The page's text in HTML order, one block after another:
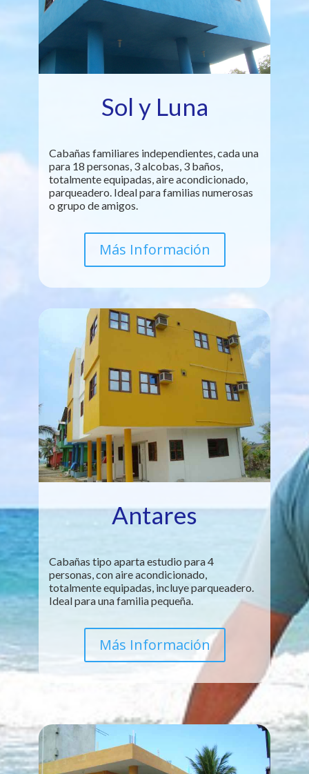
Sol y Luna
Cabañas familiares independientes, cada una
para 18 personas, 3 alcobas, 3 baños,
totalmente equipadas, aire acondicionado,
parqueadero. Ideal para familias numerosas
o grupo de amigos.
Más Información
Antares
Cabañas tipo aparta estudio para 4
personas, con aire acondicionado,
totalmente equipadas, incluye parqueadero.
Ideal para una familia pequeña.
Más Información